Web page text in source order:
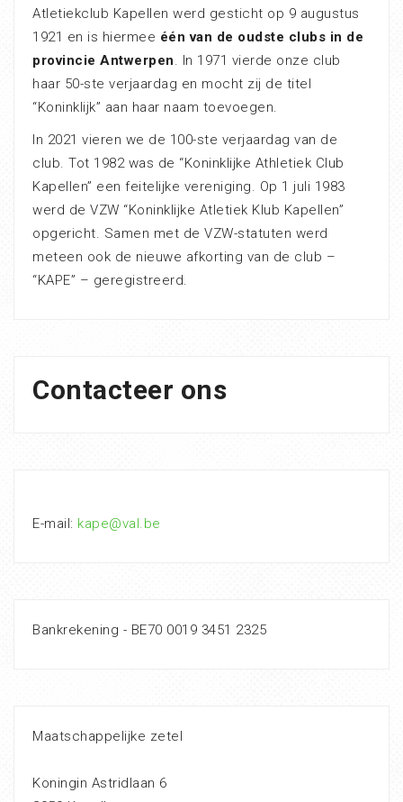
Atletiekclub Kapellen werd gesticht op 9 augustus
1921 en is hiermee één van de oudste clubs in de
provincie Antwerpen. In 1971 vierde onze club
haar 50-ste verjaardag en mocht zij de titel
“Koninklijk” aan haar naam toevoegen.
In 2021 vieren we de 100-ste verjaardag van de
club. Tot 1982 was de “Koninklijke Athletiek Club
Kapellen” een feitelijke vereniging. Op 1 juli 1983
werd de VZW “Koninklijke Atletiek Klub Kapellen”
opgericht. Samen met de VZW-statuten werd
meteen ook de nieuwe afkorting van de club –
“KAPE” – geregistreerd.
Contacteer ons
E-mail: kape@val.be
Bankrekening - BE70 0019 3451 2325
Maatschappelijke zetel
Koningin Astridlaan 6